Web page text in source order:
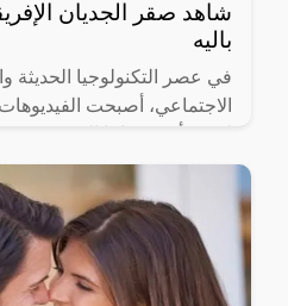
شاهد صقر الجديان
باليه
في عصر التكنولوجيا الحديثة
الاجتماعي، أصبحت
انتشرت